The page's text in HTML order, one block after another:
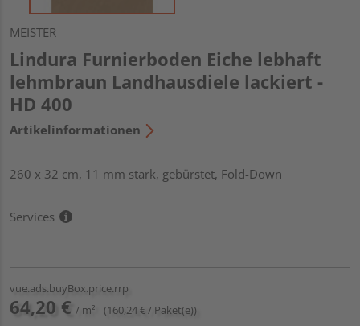
MEISTER
Lindura Furnierboden Eiche lebhaft
lehmbraun Landhausdiele lackiert -
HD 400
Artikelinformationen
260 x 32 cm, 11 mm stark, gebürstet, Fold-Down
Services
vue.ads.buyBox.price.rrp
64,20 € / m² (160,24 € / Paket(e))